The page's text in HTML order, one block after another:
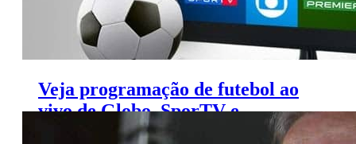
Veja programação de futebol ao
vivo de Globo, SporTV e
Premiere (4 a 6 de agosto)